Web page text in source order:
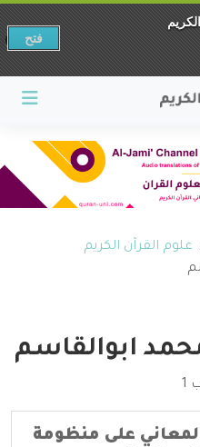
علوم القرآن الكريم
ابوالقاسم
1
على منظومة
فتح